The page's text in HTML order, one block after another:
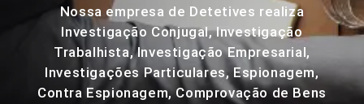
Nossa empresa de Detetives realiza
Investigação Conjugal, Investigação
Trabalhista, Investigação Empresarial,
Investigações Particulares, Espionagem,
Contra Espionagem, Comprovação de Bens